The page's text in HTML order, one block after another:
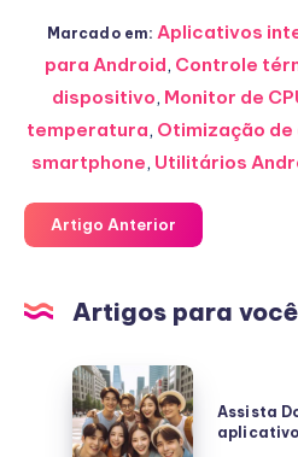
Marcado em: Aplicativos
para Android, Controle
dispositivo, Monitor de
temperatura, Otimização de
smartphone, Utilitários
Artigo Anterior
Artigos para você
Assista
Doramas
Coreanos
Assista
aplicativo